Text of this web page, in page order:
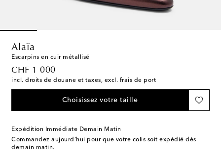
Alaïa
Escarpins en cuir métallisé
CHF 1 000
original price
incl. droits de douane et taxes, excl. frais de port
Choisissez votre taille
Expédition Immédiate Demain Matin
Commandez aujourd’hui pour que votre colis soit expédié dès
demain matin.